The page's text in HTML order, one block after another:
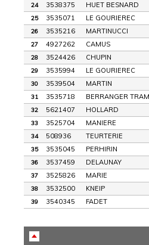
24 3538375 HUET BESNARD
25 3535071 LE GOURIEREC
26 3535216 MARTINUCCI
27 4927262 CAMUS
28 3524426 CHUPIN
29 3535994 LE GOURIEREC
30 3539504 MARTIN
31 3535718 BERRANGER
32 5621407 HOLLARD
33 3525704 MANIERE
34 508936 TEURTERIE
35 3535045 PERHIRIN
36 3537459 DELAUNAY
37 3525826 MARIE
38 3532500 KNEIP
39 3540345 FADET